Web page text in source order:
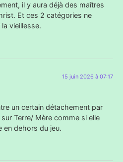
il y aura déjà des maîtres
Et ces 2 catégories ne
vieillesse.
15 juin 2026 à 07:17
un certain détachement par
Terre/ Mère comme si elle
en dehors du jeu.